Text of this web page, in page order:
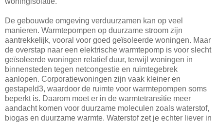
De gebouwde omgeving verduurzamen kan op veel
manieren. Warmtepompen op duurzame stroom zijn
aantrekkelijk, vooral voor goed geïsoleerde woningen. Maar
de overstap naar een elektrische warmtepomp is voor slecht
geïsoleerde woningen relatief duur, terwijl woningen in
binnensteden tegen netcongestie en ruimtegebrek
aanlopen. Corporatiewoningen zijn vaak kleiner en
gestapeld3, waardoor de ruimte voor warmtepompen soms
beperkt is. Daarom moet er in de warmtetransitie meer
aandacht komen voor duurzame moleculen zoals waterstof,
biogas en duurzame warmte. Waterstof zet je echter liever in